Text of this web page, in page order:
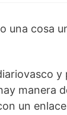
una cosa
y
manera
un